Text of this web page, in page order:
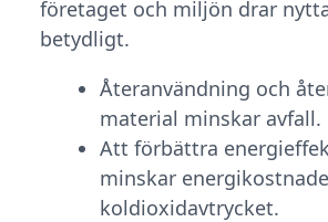
företaget och miljön drar
betydligt.
Återanvändning och
material minskar avfall.
Att förbättra
minskar
koldioxidavtrycket.